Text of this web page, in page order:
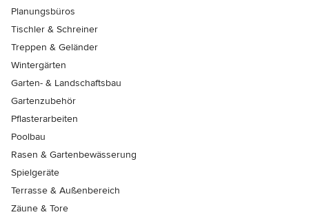
Planungsbüros
Tischler & Schreiner
Treppen & Geländer
Wintergärten
Garten- & Landschaftsbau
Gartenzubehör
Pflasterarbeiten
Poolbau
Rasen & Gartenbewässerung
Spielgeräte
Terrasse & Außenbereich
Zäune & Tore